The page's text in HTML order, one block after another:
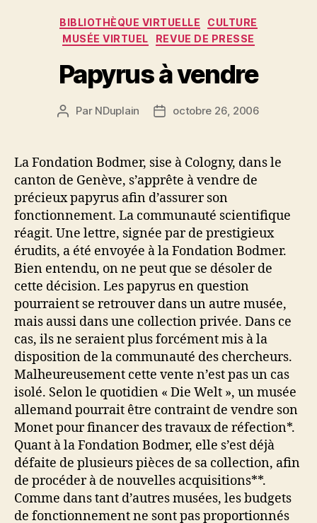
Catégories
BIBLIOTHÈQUE VIRTUELLE
CULTURE
MUSÉE VIRTUEL
REVUE DE PRESSE
Papyrus à vendre
Auteur
Par NDuplain
Dateoctobre 26, 2006
La Fondation Bodmer, sise à Cologny, dans le
canton de Genève, s’apprête à vendre de
précieux papyrus afin d’assurer son
fonctionnement. La communauté scientifique
réagit. Une lettre, signée par de prestigieux
érudits, a été envoyée à la Fondation Bodmer.
Bien entendu, on ne peut que se désoler de
cette décision. Les papyrus en question
pourraient se retrouver dans un autre musée,
mais aussi dans une collection privée. Dans ce
cas, ils ne seraient plus forcément mis à la
disposition de la communauté des chercheurs.
Malheureusement cette vente n’est pas un cas
isolé. Selon le quotidien « Die Welt », un musée
allemand pourrait être contraint de vendre son
Monet pour financer des travaux de réfection*.
Quant à la Fondation Bodmer, elle s’est déjà
défaite de plusieurs pièces de sa collection, afin
de procéder à de nouvelles acquisitions**.
Comme dans tant d’autres musées, les budgets
de fonctionnement ne sont pas proportionnés